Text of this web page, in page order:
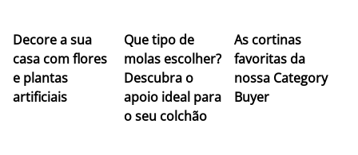
Decore a sua
casa com flores
e plantas
artificiais
Que tipo de
molas escolher?
Descubra o
apoio ideal para
o seu colchão
As cortinas
favoritas da
nossa Category
Buyer